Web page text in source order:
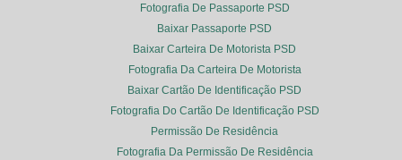
Fotografia De Passaporte PSD
Baixar Passaporte PSD
Baixar Carteira De Motorista PSD
Fotografia Da Carteira De Motorista
Baixar Cartão De Identificação PSD
Fotografia Do Cartão De Identificação PSD
Permissão De Residência
Fotografia Da Permissão De Residência